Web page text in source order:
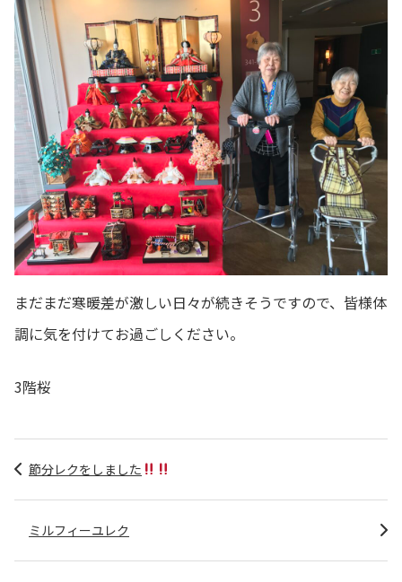
まだまだ寒暖差が激しい日々が続きそうですので、皆様体
調に気を付けてお過ごしください。
3階桜
節分レクをしました
ミルフィーユレク